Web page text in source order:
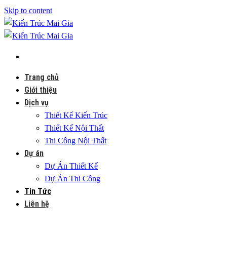
Skip to content
Trang chủ
Giới thiệu
Dịch vụ
Thiết Kế Kiến Trúc
Thiết Kế Nội Thất
Thi Công Nội Thất
Dự án
Dự Án Thiết Kế
Dự Án Thi Công
Tin Tức
Liên hệ